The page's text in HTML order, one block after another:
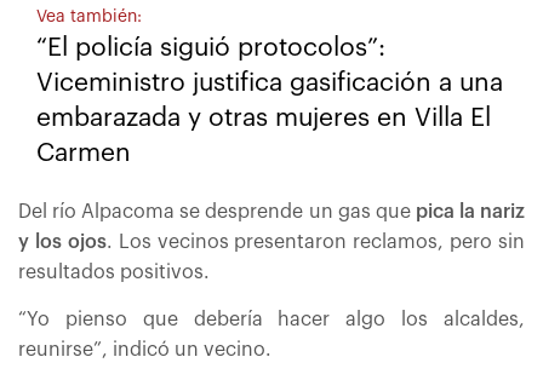
Vea también:
“El policía siguió protocolos”:
Viceministro justifica gasificación a una
embarazada y otras mujeres en Villa El
Carmen
Del río Alpacoma se desprende un gas quepica la nariz
y los ojos. Los vecinos presentaron reclamos, pero sin
resultados positivos.
“Yo pienso que debería hacer algo los alcaldes,
reunirse”, indicó un vecino.